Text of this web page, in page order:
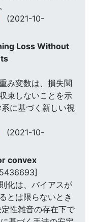
(2021-10-
Loss Without
み変数は、損失関
束しないことを示
に基づく新しい視
(2021-10-
convex
化は、バイアスが
とは限らないとき
性雑音の存在下で